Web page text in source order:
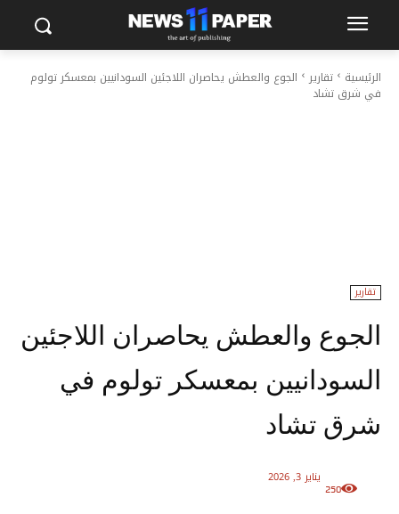
الرئيسية تقارير
الجوع والعطش يحاصران اللاجئين السودانيين بمعسكر تولوم
في شرق تشاد
تقارير
الجوع والعطش يحاصران اللاجئين
السودانيين بمعسكر تولوم في
شرق تشاد
يناير 3, 2026
250